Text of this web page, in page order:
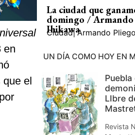
en
el
La ciudad que
domingo / Armando
Ihikawa
Ciudad| Armando
UN DÍA COMO HOY EN
LIbre
Revista